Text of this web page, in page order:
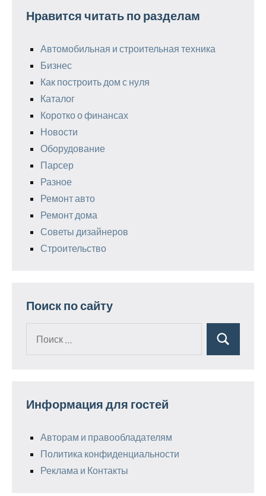
Нравится читать по разделам
Автомобильная и строительная техника
Бизнес
Как построить дом с нуля
Каталог
Коротко о финансах
Новости
Оборудование
Парсер
Разное
Ремонт авто
Ремонт дома
Советы дизайнеров
Строительство
Поиск по сайту
Поиск
Информация для гостей
Авторам и правообладателям
Политика конфиденциальности
Реклама и Контакты